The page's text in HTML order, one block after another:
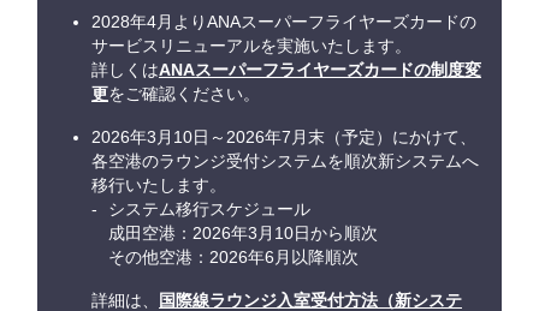
2028年4月よりANAスーパーフライヤーズカードの
サービスリニューアルを実施いたします。
詳しくはANAスーパーフライヤーズカードの制度変
更をご確認ください。
2026年3月10日～2026年7月末（予定）にかけて、
各空港のラウンジ受付システムを順次新システムへ
移行いたします。
システム移行スケジュール
成田空港：2026年3月10日から順次
その他空港：2026年6月以降順次
詳細は、
国際線ラウンジ入室受付方法（新システ